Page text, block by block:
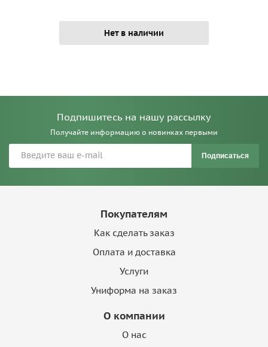
Нет в наличии
Подпишитесь на нашу рассылку
Получайте информацию о новинках первыми
Подписаться
Покупателям
Как сделать заказ
Оплата и доставка
Услуги
Униформа на заказ
О компании
О нас